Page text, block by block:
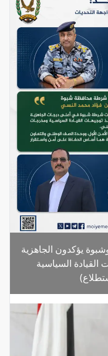
يؤكدون الجاهزية
القيادة السياسية